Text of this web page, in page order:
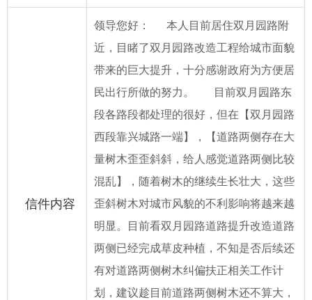
信件内容
领导您好： 本人目前居住双月园路附
近，目睹了双月园路改造工程给城市面貌
带来的巨大提升，十分感谢政府为方便居
民出行所做的努力。 目前双月园路东
段各路段都处理的很好，但在【双月园路
西段靠兴城路一端】，【道路两侧存在大
量树木歪歪斜斜，给人感觉道路两侧比较
混乱】，随着树木的继续生长壮大，这些
歪斜树木对城市风貌的不利影响将越来越
明显。目前看双月园路道路提升改造道路
两侧已经完成草皮种植，不知是否后续还
有对道路两侧树木纠偏扶正相关工作计
划，建议趁目前道路两侧树木还不算大，